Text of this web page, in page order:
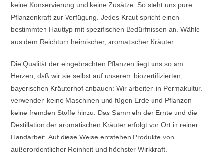
keine Konservierung und keine Zusätze: So steht uns pure
Pflanzenkraft zur Verfügung. Jedes Kraut spricht einen
bestimmten Hauttyp mit spezifischen Bedürfnissen an. Wähle
aus dem Reichtum heimischer, aromatischer Kräuter.
Die Qualität der eingebrachten Pflanzen liegt uns so am
Herzen, daß wir sie selbst auf unserem biozertifizierten,
bayerischen Kräuterhof anbauen: Wir arbeiten in Permakultur,
verwenden keine Maschinen und fügen Erde und Pflanzen
keine fremden Stoffe hinzu. Das Sammeln der Ernte und die
Destillation der aromatischen Kräuter erfolgt vor Ort in reiner
Handarbeit. Auf diese Weise entstehen Produkte von
außerordentlicher Reinheit und höchster Wirkkraft.